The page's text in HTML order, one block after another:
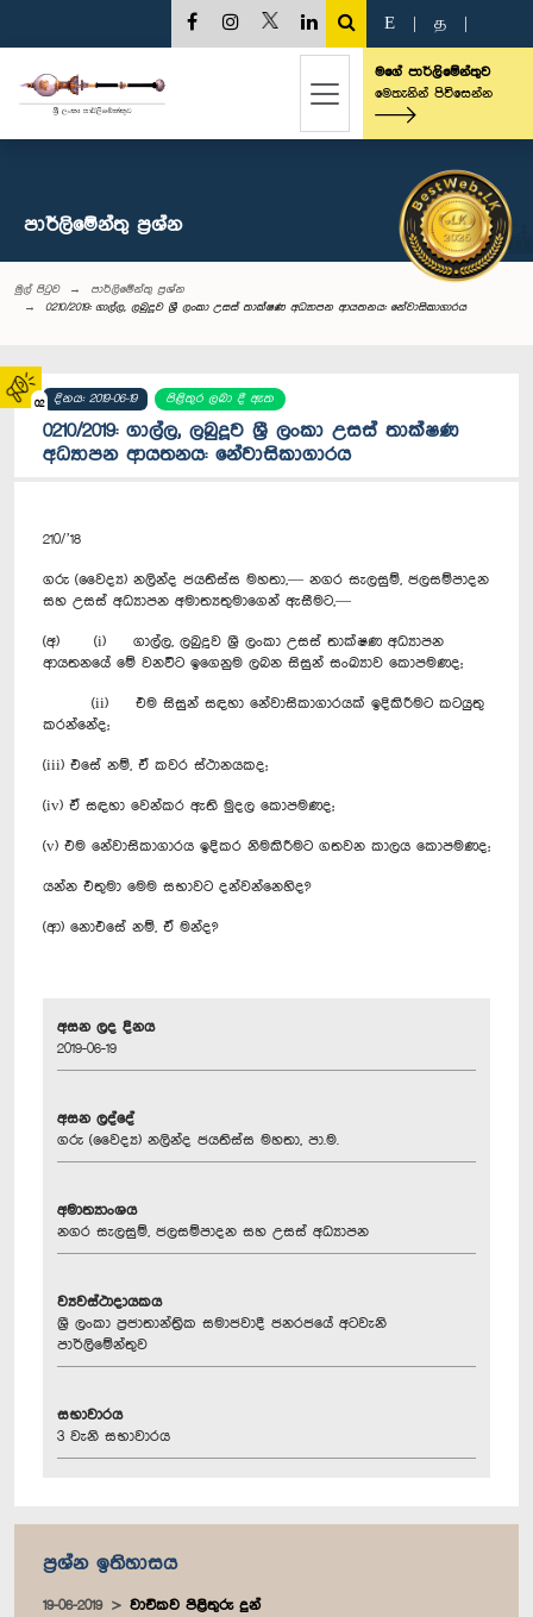
02
E த
මගේ පාර්ලිමේන්තුව
මෙතැනින් පිවිසෙන්න
පාර්ලි‌මේන්තු‌ ප්‍රශ්න
මුල් පිටුව
පාර්ලි‌මේන්තු‌ ප්‍රශ්න
0210/2019: ගාල්ල, ලබුදූව ශ්‍රී ලංකා උසස් තාක්ෂණ අධ්‍යාපන ආයතනය: නේවාසිකාගාරය
දිනය: 2019-06-19 පිළිතුර ලබා දී ඇත
0210/2019: ගාල්ල, ලබුදූව ශ්‍රී ලංකා උසස් තාක්ෂණ
අධ්‍යාපන ආයතනය: නේවාසිකාගාරය
210/’18
ගරු (වෛද්‍ය) නලින්ද ජයතිස්ස මහතා,— නගර සැලසුම්, ජලසම්පාදන
සහ උසස් අධ්‍යාපන අමාත්‍යතුමාගෙන් ඇසීමට,—
(අ) (i) ගාල්ල, ලබුදූව ශ්‍රී ලංකා උසස් තාක්ෂණ අධ්‍යාපන
ආයතනයේ මේ වනවිට ඉගෙනුම ලබන සිසුන් සංඛ්‍යාව කොපමණද;
(ii) එම සිසුන් සඳහා නේවාසිකාගාරයක් ඉදිකිරීමට කටයුතු
කරන්නේද;
(iii) එසේ නම්, ඒ කවර ස්ථානයකද;
(iv) ඒ සඳහා වෙන්කර ඇති මුදල කොපමණද;
(v) එම නේවාසිකාගාරය ඉදිකර නිමකිරීමට ගතවන කාලය කොපමණද;
යන්න එතුමා මෙම සභාවට දන්වන්නෙහිද?
(ආ) නොඑසේ නම්, ඒ මන්ද?
අසන ලද දිනය
2019-06-19
අසන ලද්දේ
ගරු (වෛද්‍ය) නලින්ද ජයතිස්ස මහතා, පා.ම.
අමාත්‍යාංශය
නගර සැලසුම්, ජලසම්පාදන සහ උසස් අධ්‍යාපන
ව්‍යවස්ථාදායකය
ශ්‍රී ලංකා ප්‍රජාතාන්ත්‍රික සමාජවාදී ජනරජයේ අටවැනි
පාර්ලිමේන්තුව
සභාවාරය
3 වැනි සභාවාරය
ප්‍රශ්න ඉතිහාසය
19-06-2019 වාචිකව පිළිතුරු දුන්